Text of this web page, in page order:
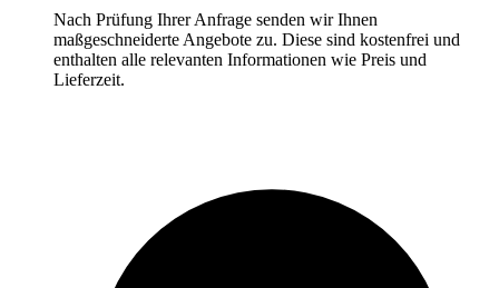
Nach Prüfung Ihrer Anfrage senden wir Ihnen
maßgeschneiderte Angebote zu. Diese sind kostenfrei und
enthalten alle relevanten Informationen wie Preis und
Lieferzeit.